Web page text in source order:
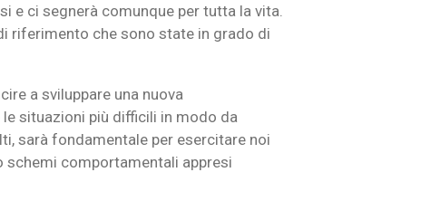
e ci segnerà comunque per tutta la vita.
riferimento che sono state in grado di
a sviluppare una nuova
situazioni più difficili in modo da
sarà fondamentale per esercitare noi
comportamentali appresi